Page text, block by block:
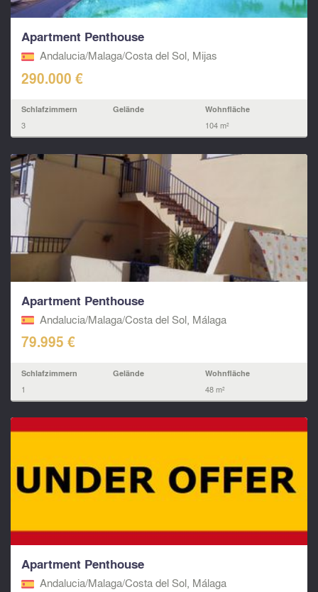
Apartment Penthouse
Andalucia/Malaga/Costa del Sol, Mijas
290.000 €
Schlafzimmern
3
Gelände Wohnfläche
104 m²
Apartment Penthouse
Andalucia/Malaga/Costa del Sol, Málaga
79.995 €
Schlafzimmern
1
Gelände Wohnfläche
48 m²
Apartment Penthouse
Andalucia/Malaga/Costa del Sol, Málaga